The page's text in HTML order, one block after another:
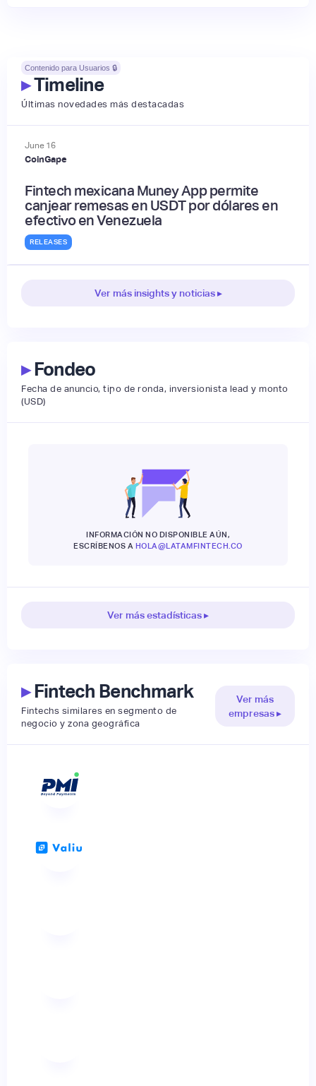
Contenido para Usuarios 🔒
▸Timeline
Últimas novedades más destacadas
June 16
CoinGape
Fintech mexicana Muney App permite
canjear remesas en USDT por dólares en
efectivo en Venezuela
RELEASES
Ver más insights y noticias ▸
▸Fondeo
Fecha de anuncio, tipo de ronda, inversionista lead y monto
(USD)
INFORMACIÓN NO DISPONIBLE AÚN,
ESCRÍBENOS A HOLA@LATAMFINTECH.CO
Ver más estadísticas ▸
▸Fintech Benchmark
Fintechs similares en segmento de
negocio y zona geográfica
Ver más
empresas ▸